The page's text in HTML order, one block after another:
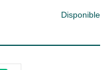
Disponible